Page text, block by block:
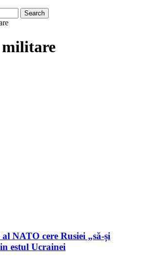
NATO cere Rusiei „să-și
estul Ucrainei